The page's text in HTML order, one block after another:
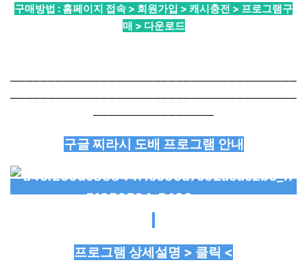
구매방법 : 홈페이지 접속 > 회원가입 > 캐시충전 > 프로그램구
매 > 다운로드
──────────────────────────────────────
──────────────────────────────────────
────────────────
구글 찌라시 도배 프로그램 안내
프로그램 상세설명 > 클릭 <